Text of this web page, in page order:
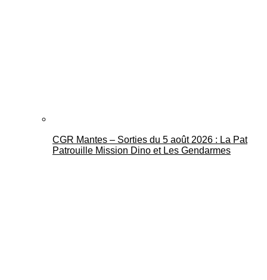
CGR Mantes – Sorties du 5 août 2026 : La Pat
Patrouille Mission Dino et Les Gendarmes